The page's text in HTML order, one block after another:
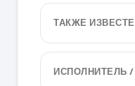
ТАКЖЕ
ИСПОЛНИТЕЛЬ /